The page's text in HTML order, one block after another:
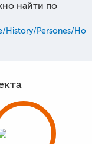
найти по
History/Persones/Ho